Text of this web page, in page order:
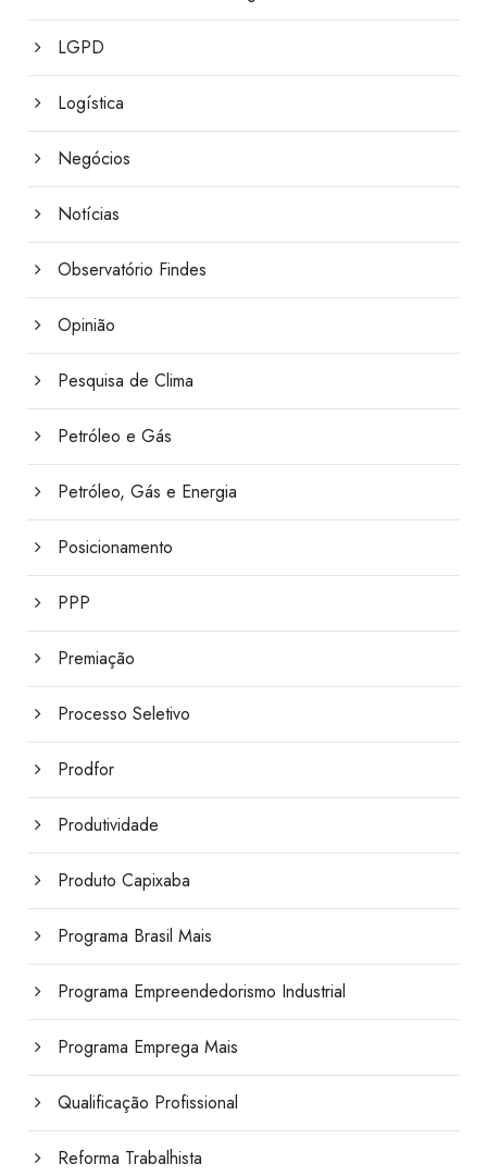
LGPD
Logística
Negócios
Notícias
Observatório Findes
Opinião
Pesquisa de Clima
Petróleo e Gás
Petróleo, Gás e Energia
Posicionamento
PPP
Premiação
Processo Seletivo
Prodfor
Produtividade
Produto Capixaba
Programa Brasil Mais
Programa Empreendedorismo Industrial
Programa Emprega Mais
Qualificação Profissional
Reforma Trabalhista